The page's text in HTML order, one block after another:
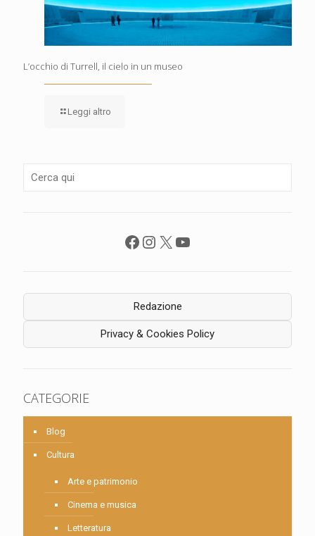
L’occhio di Turrell, il cielo in un museo
Leggi altro
Facebook
Instagram
X YouTube
Redazione
Privacy & Cookies Policy
CATEGORIE
Blog
Cultura
Arte e patrimonio
Cinema e musica
Letteratura